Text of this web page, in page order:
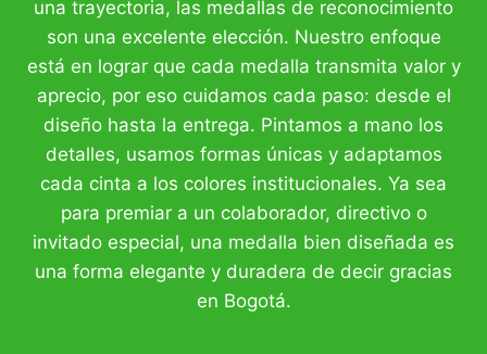
una trayectoria, las medallas de reconocimiento
son una excelente elección. Nuestro enfoque
está en lograr que cada medalla transmita valor y
aprecio, por eso cuidamos cada paso: desde el
diseño hasta la entrega. Pintamos a mano los
detalles, usamos formas únicas y adaptamos
cada cinta a los colores institucionales. Ya sea
para premiar a un colaborador, directivo o
invitado especial, una medalla bien diseñada es
una forma elegante y duradera de decir gracias
en Bogotá.